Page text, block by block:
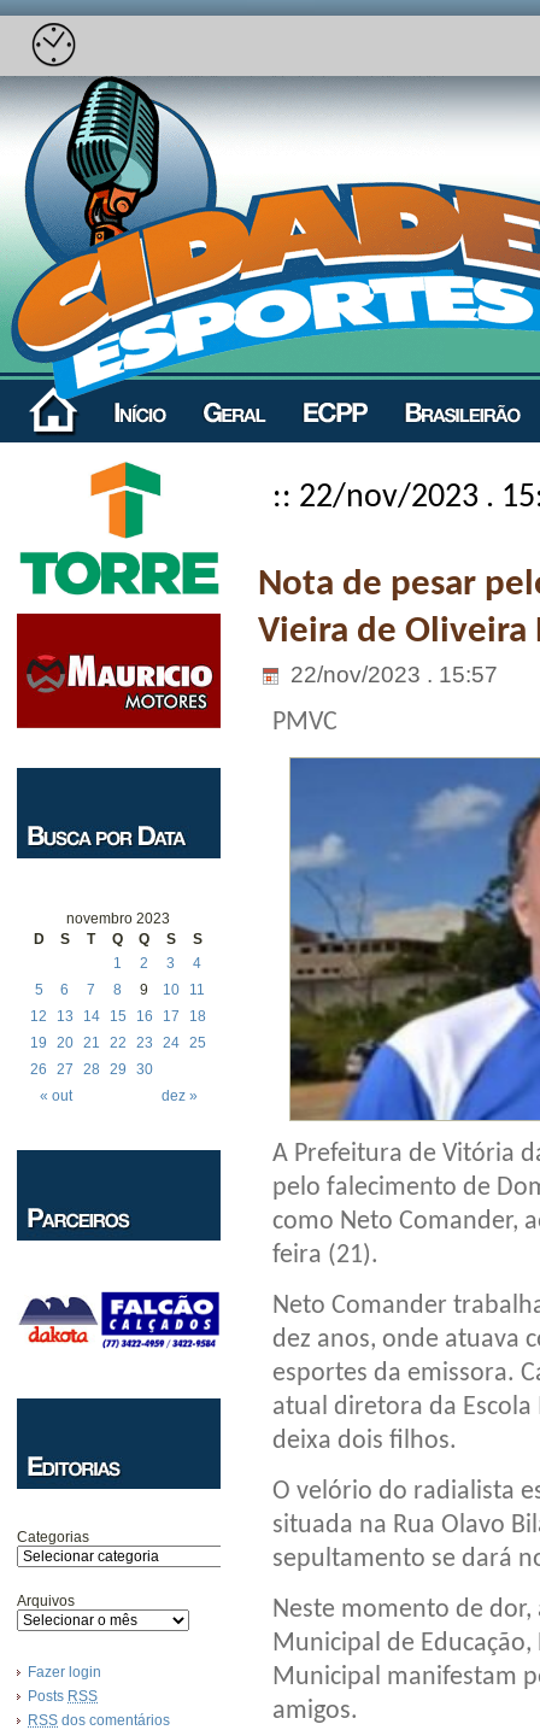
novembro 2023
D
S T Q Q S S
« out dez »
1 2 3
4
5
6 7 8 9 10
11
12
13 14 15 16 17
18
19
20 21 22 23 24 25
26
27 28 29 30
Categorias
Arquivos
Fazer login
Posts RSS
RSS dos comentários
:: 22/nov/2023 .
Nota de pesar
Vieira de Oliveira
22/nov/2023 . 15:57
PMVC
A Prefeitura de Vitória
pelo falecimento de
como Neto Comander,
feira (21).
Neto Comander
dez anos, onde atuava
esportes da emissora.
atual diretora da
deixa dois filhos.
O velório do radialista
situada na Rua Olavo
sepultamento se dará
Neste momento de dor,
Municipal de
Municipal manifestam
amigos.